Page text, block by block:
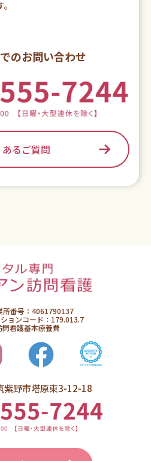
のお問い合わせ
あるご質問
所番号：4061790137
ョンコード：179.013.7
問看護基本療養費
紫野市塔原東3-12-18